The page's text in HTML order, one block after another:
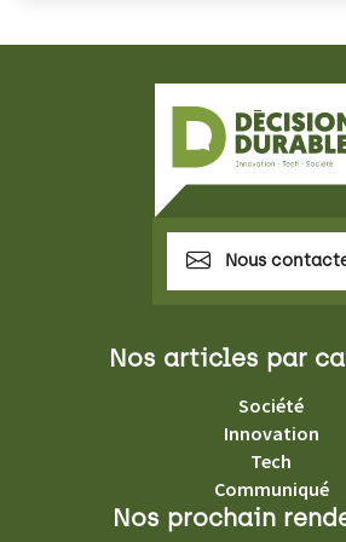
Nous
Nos articles par
Société
Innovation
Tech
Communiqué
Nos prochain